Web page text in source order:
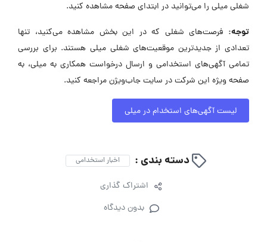
شغلی میلی را می‌توانید در ابتدای صفحه مشاهده کنید.
توجه: فرصت‌های شغلی که در این بخش مشاهده می‌کنید، تنها
تعدادی از جدیدترین موقعیت‌های شغلی میلی هستند. برای بررسی
تمامی آگهی‌های استخدامی و ارسال درخواست همکاری به میلی، به
صفحه ویژه این شرکت در سایت جاب‌ویژن مراجعه کنید.
لیست آگهی‌های استخدام در میلی
دسته بندی : اخبار استخدامی
اشتراک گذاری
بدون دیدگاه